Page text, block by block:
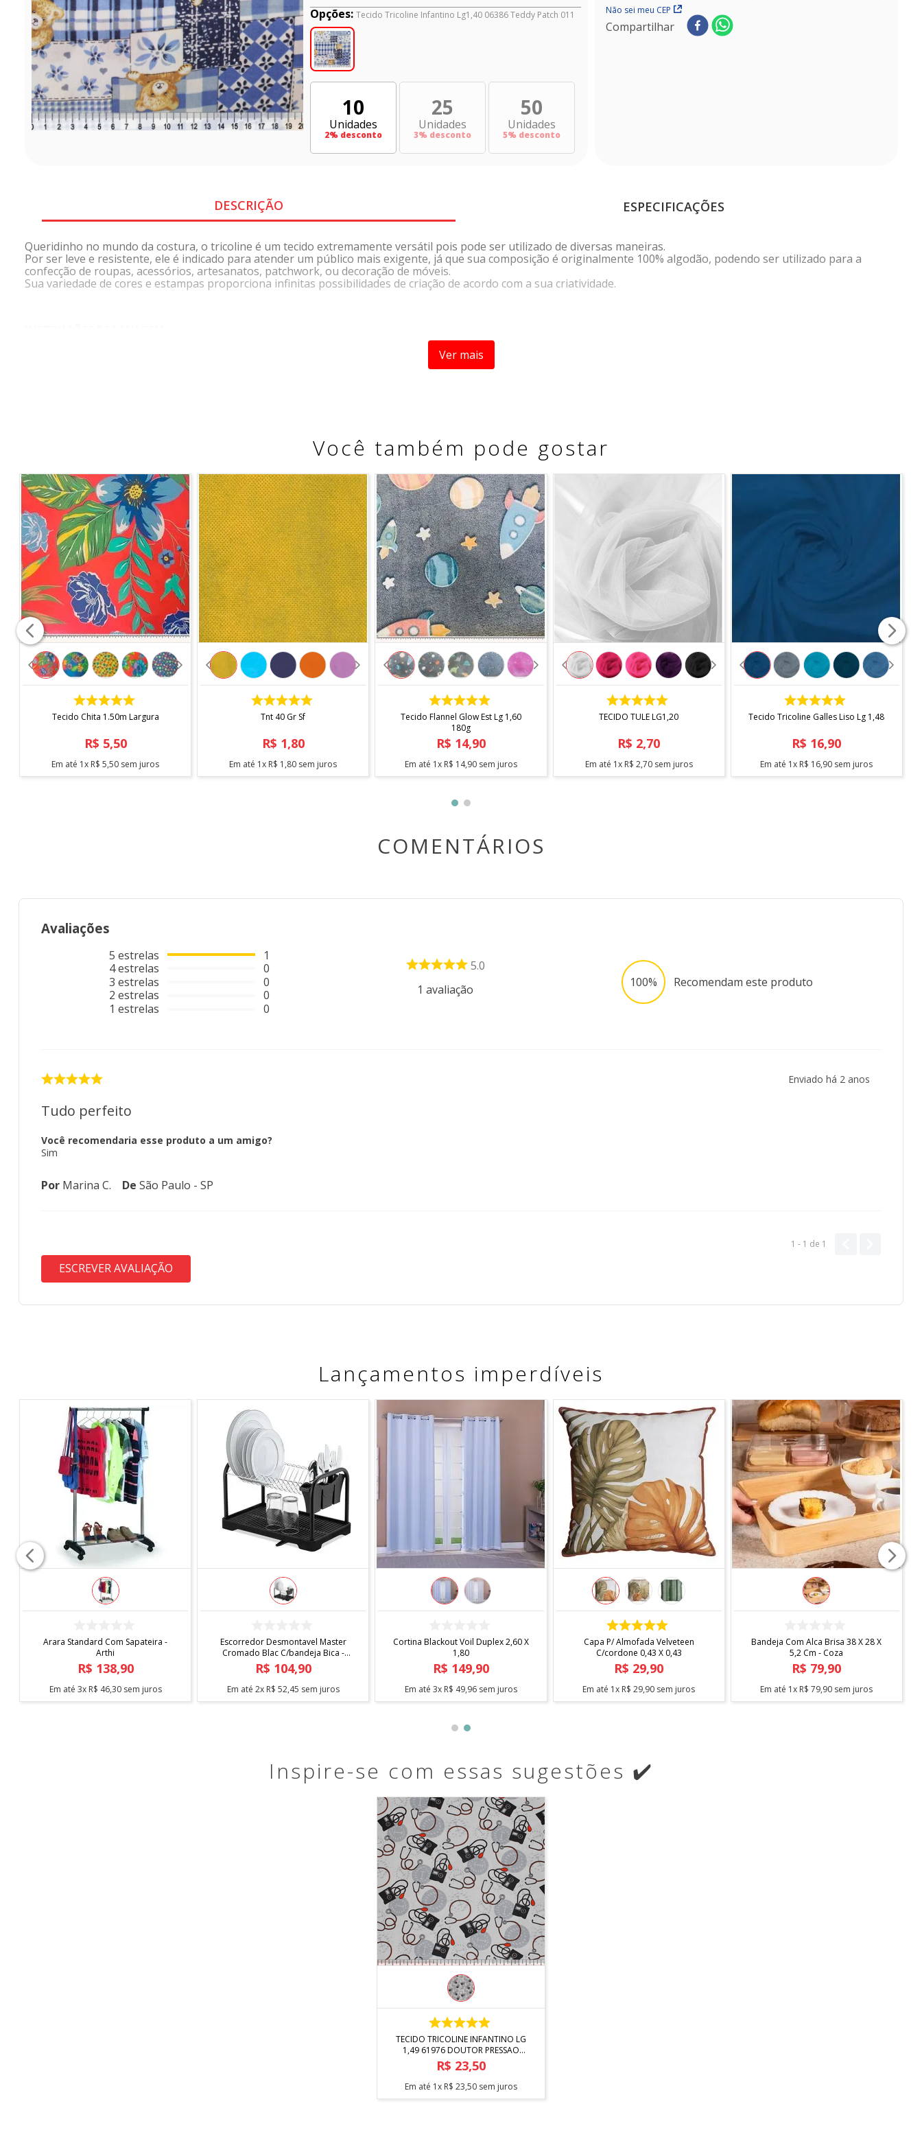
Opções: Tecido Tricoline Infantino Lg1,40 06386 Teddy Patch 011
10
Unidades
2% desconto
25
Unidades
3% desconto
50
Unidades
5% desconto
Não sei meu CEP
Compartilhar
DESCRIÇÃO ESPECIFICAÇÕES
Queridinho no mundo da costura, o tricoline é um tecido extremamente versátil pois pode ser utilizado de diversas maneiras.
Por ser leve e resistente, ele é indicado para atender um público mais exigente, já que sua composição é originalmente 100% algodão, podendo ser utilizado para a
confecção de roupas, acessórios, artesanatos, patchwork, ou decoração de móveis.
Sua variedade de cores e estampas proporciona infinitas possibilidades de criação de acordo com a sua criatividade.
COMPOSIÇÃO:100% Algodão
LARGURA:1,40m
ORIGEM:Nacional
MARCA:Niazi
INFORMAÇÕES ADICIONAIS
Vendido a cada 1,00 MT onde a medida se refere a um metro de comprimento pela largura do tecido. Caso seja solicitado 2 mts, será enviado metragem corrida, sem
cortes.
Para pedidos acima de 15 metros, é possível que haja fracionamento do corte.
*Imagem meramente ilustrativa*
Ver mais
Você também pode gostar
COMPRAR
Tecido Chita 1.50m Largura
R$ 5,50
Em até 1x R$ 5,50 sem juros
COMPRAR
Tnt 40 Gr Sf
R$ 1,80
Em até 1x R$ 1 ,80 sem juros
COMPRAR
Tecido Flannel Glow Est Lg 1,60
180g
R$ 14,90
Em até 1x R$ 14,90 sem juros
COMPRAR
TECIDO TULE LG1,20
R$ 2,70
Em até 1x R$ 2,70sem juros
COMPRAR
Tecido Tricoline Galles Liso Lg 1,48
R$ 16,90
Em até 1x R$ 16,90 sem juros
COMENTÁRIOS
Avaliações
5 estrelas
4estrelas
3 estrelas
2 estrelas
1 estrelas
1
0
0
0
0
5.0
1 avaliação 100% Recomendam este produto
Enviado há 2 anos
Tudo perfeito
Você recomendaria esse produto a um amigo?
Sim
Por Marina C. De São Paulo - SP
1 - 1 de 1
ESCREVER AVALIAÇÃO
Lançamentos imperdíveis
Arara Standard Com Sapateira -
Arthi
R$ 138,90
Em até 3x R$ 46,30sem juros
Escorredor Desmontavel Master
Cromado Blac C/bandeja Bica -
Arthi
R$ 104,90
Em até 2x R$ 52,45 sem juros
Cortina Blackout Voil Duplex 2,60 X
1,80
R$ 149,90
Em até 3x R$ 49,96sem juros
COMPRAR
Capa P/ Almofada Velveteen
C/cordone 0,43 X 0,43
R$ 29,90
Em até 1x R$ 29,90 sem juros
Bandeja Com Alca Brisa 38 X 28 X
5,2 Cm - Coza
R$ 79,90
Em até 1x R$ 79,90 sem juros
Inspire-se com essas sugestões ✔️
COMPRAR
TECIDO TRICOLINE INFANTINO LG
1,49 61976 DOUTOR PRESSAO
VAR. 01
R$ 23,50
Em até 1x R$ 23,50 sem juros